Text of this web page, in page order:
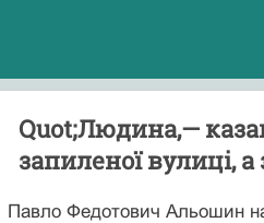
Quot;Людина,—
запиленої вулиці, а
Павло Федотович Альошин